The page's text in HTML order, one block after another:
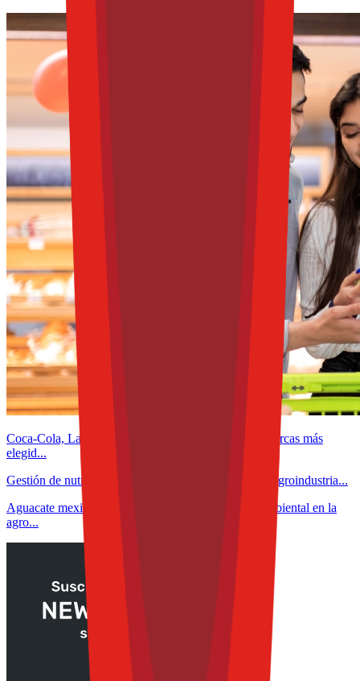
Coca-Cola, Lala y Bimbo lideran el ranking de las marcas más
elegid...
Gestión de nutrientes en arroz-trigo: claves para una agroindustria...
Aguacate mexicano: impacto económico, social y ambiental en la
agro...